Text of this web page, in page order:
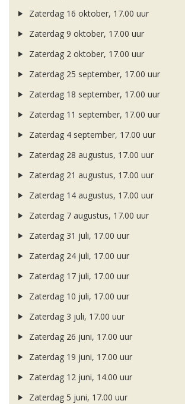
Zaterdag 16 oktober, 17.00 uur
Zaterdag 9 oktober, 17.00 uur
Zaterdag 2 oktober, 17.00 uur
Zaterdag 25 september, 17.00 uur
Zaterdag 18 september, 17.00 uur
Zaterdag 11 september, 17.00 uur
Zaterdag 4 september, 17.00 uur
Zaterdag 28 augustus, 17.00 uur
Zaterdag 21 augustus, 17.00 uur
Zaterdag 14 augustus, 17.00 uur
Zaterdag 7 augustus, 17.00 uur
Zaterdag 31 juli, 17.00 uur
Zaterdag 24 juli, 17.00 uur
Zaterdag 17 juli, 17.00 uur
Zaterdag 10 juli, 17.00 uur
Zaterdag 3 juli, 17.00 uur
Zaterdag 26 juni, 17.00 uur
Zaterdag 19 juni, 17.00 uur
Zaterdag 12 juni, 14.00 uur
Zaterdag 5 juni, 17.00 uur